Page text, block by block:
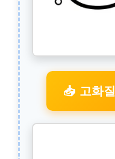
📥 고화